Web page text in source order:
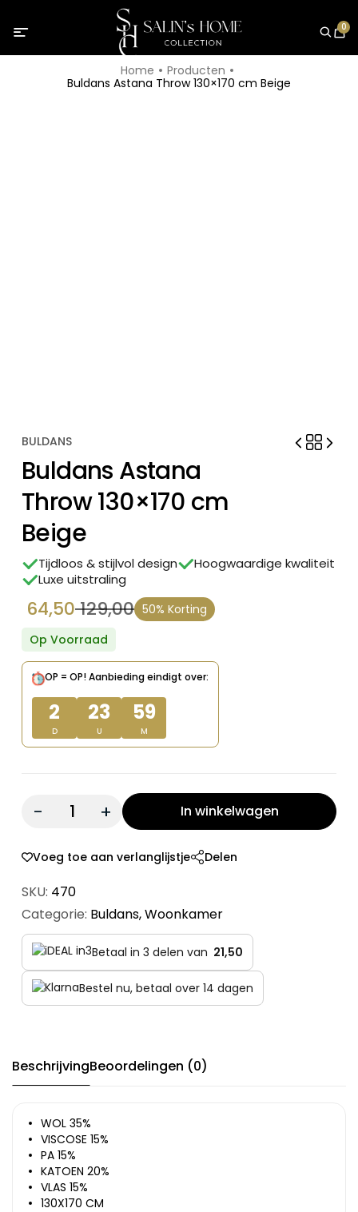
0
Home
Producten
Buldans Astana Throw 130×170 cm Beige
BULDANS
Buldans Astana
Throw 130×170 cm
Beige
Tijdloos & stijlvol design
Hoogwaardige kwaliteit
Luxe uitstraling
129,00
Oorspronkelijke
prijs
was:
€ 129,00.
64,50
Huidige
prijs
is:
€ 64,50.
50% Korting
Op Voorraad
OP = OP!Aanbieding eindigt over:
2
D
23
U
59
M
Quantity: In winkelwagen
Voeg toe aan verlanglijstje Delen
SKU: 470
Categorie: Buldans,Woonkamer
Betaal in 3 delen van 21,50
Bestel nu, betaal over 14 dagen
BeschrijvingBeoordelingen (0)
WOL 35%
VISCOSE 15%
PA 15%
KATOEN 20%
VLAS 15%
130X170 CM